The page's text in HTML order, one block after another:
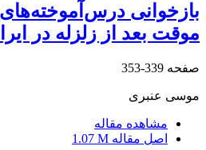
بازخوانی
موقت بعد از زلزله در
صفحه 339-353
موسی عنبری
مشاهده مقاله
اصل مقاله 1.07 M